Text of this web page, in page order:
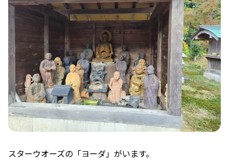
スターウオーズの「ヨーダ」がいます。